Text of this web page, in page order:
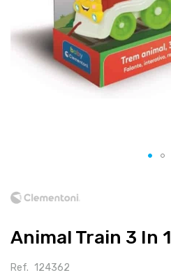
Animal Train 3 In 1
Ref. 124362
o
da
de